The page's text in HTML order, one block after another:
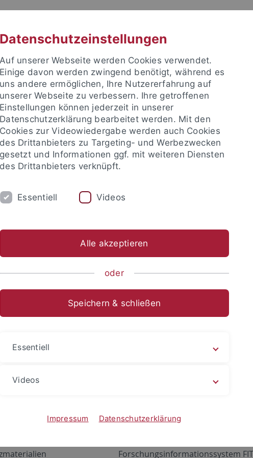
FORSCHUNG EINRICHTUNGEN
um sich anzumelden:
Netzwerk
ALMA
Forschungsinformationssystem FIT
Datenschutzeinstellungen
Auf unserer Webseite werden Cookies verwendet.
Einige davon werden zwingend benötigt, während es
uns andere ermöglichen, Ihre Nutzererfahrung auf
unserer Webseite zu verbessern. Ihre getroffenen
Einstellungen können jederzeit in unserer
Datenschutzerklärung bearbeitet werden. Mit den
Cookies zur Videowiedergabe werden auch Cookies
des Drittanbieters zu Targeting- und Werbezwecken
gesetzt und Informationen ggf. mit weiteren Diensten
des Drittanbieters verknüpft.
Essentiell Videos
Alle akzeptieren
oder
Speichern & schließen
Essentiell
Videos
Impressum Datenschutzerklärung